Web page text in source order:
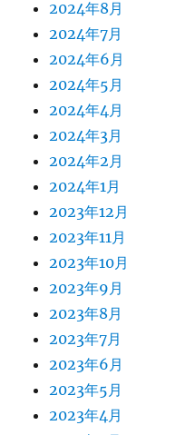
2024年8月
2024年7月
2024年6月
2024年5月
2024年4月
2024年3月
2024年2月
2024年1月
2023年12月
2023年11月
2023年10月
2023年9月
2023年8月
2023年7月
2023年6月
2023年5月
2023年4月